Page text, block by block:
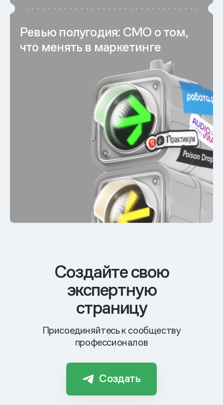
Ревью полугодия: CMO о том,
что менять в маркетинге
Cоздайте свою
экспертную
страницу
Присоединяйтесь к сообществу
профессионалов
Создать